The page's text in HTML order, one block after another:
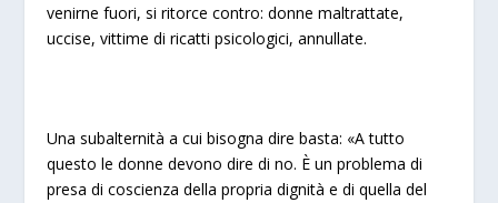
venirne fuori, si ritorce contro: donne maltrattate,
uccise, vittime di ricatti psicologici, annullate.
Una subalternità a cui bisogna dire basta: «A tutto
questo le donne devono dire di no. È un problema di
presa di coscienza della propria dignità e di quella del